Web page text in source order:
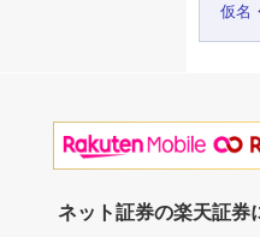
仮名
ネット証券の楽天証券